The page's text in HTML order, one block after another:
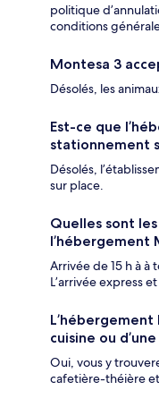
politique
conditions
Montesa 3
Désolés, les
Est-ce que
stationnement
Désolés,
sur place.
Quelles sont
l’hébergement
Arrivée de 15 h à à
L’arrivée express
cuisine ou
Oui, vous y
cafetière-théière